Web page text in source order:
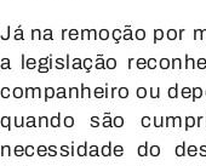
Já na remoção por
a legislação
companheiro ou
quando são
necessidade do